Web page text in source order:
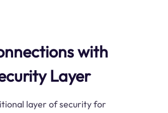
with
Layer
layer of security for